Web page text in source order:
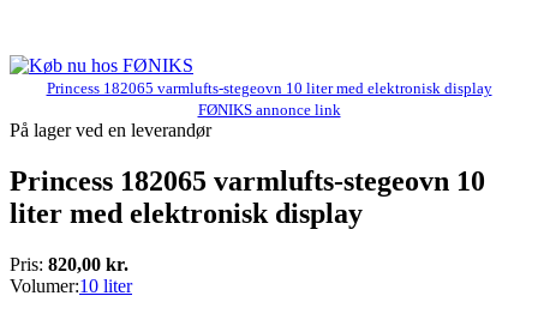
Princess 182065 varmlufts-stegeovn 10 liter med elektronisk display
FØNIKS annonce link
På lager ved en leverandør
Princess 182065 varmlufts-stegeovn 10
liter med elektronisk display
Pris: 820,00 kr.
Volumer:10 liter